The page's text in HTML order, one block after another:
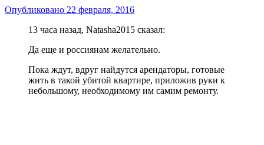
Опубликовано 22 февраля, 2016
13 часа назад, Natasha2015 сказал:
Да еще и россиянам желательно.
Пока ждут, вдруг найдутся арендаторы, готовые
жить в такой убитой квартире, приложив руки к
небольшому, необходимому им самим ремонту.